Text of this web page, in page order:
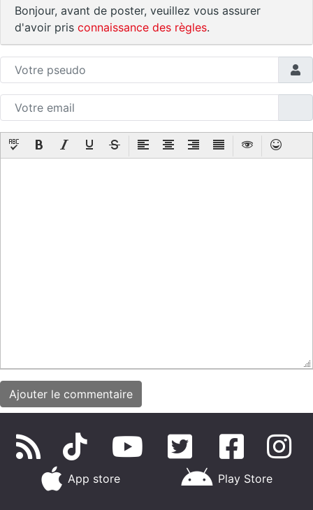
Bonjour, avant de poster, veuillez vous assurer
d'avoir pris connaissance des règles.
App store Play Store